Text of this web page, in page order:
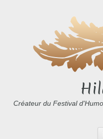
Créateur du Festival